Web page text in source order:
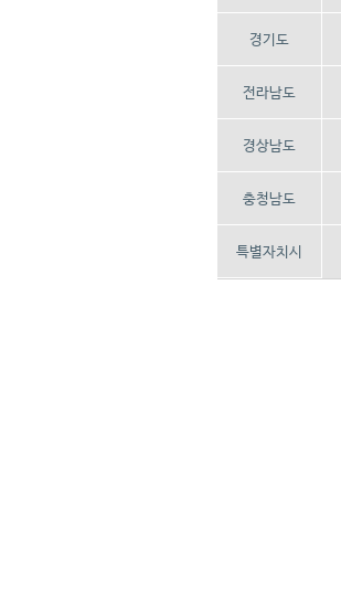
경기도
전라남도
경상남도
충청남도
특별자치시